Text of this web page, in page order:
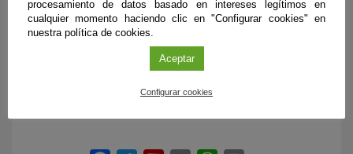
Universidad de Jaén busca no solo aportar una
contribución significativa a la ciencia fundamental, sino
transferir en el futuro una respuesta farmacológica real,
accesible y humana frente a la fragilidad de las patologías
procesamiento de datos basado en intereses legítimos en
cualquier momento haciendo clic en "Configurar cookies" en
nuestra política de cookies.
Aceptar
Configurar cookies